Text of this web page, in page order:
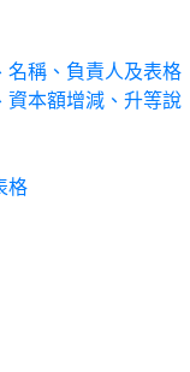
稱、負責人及表格
本額增減、升等說
格